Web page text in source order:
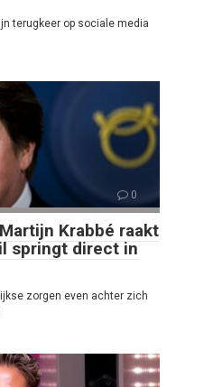
terugkeer op sociale media
0
Krabbé raakt
springt direct in
zorgen even achter zich